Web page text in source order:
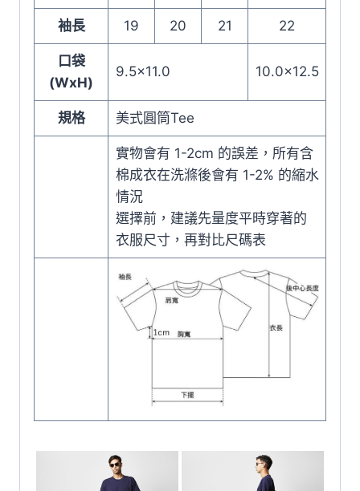
袖長 19 20 21 22
口袋
(WxH)
9.5×11.0 10.0×12.5
規格 美式圓筒Tee
實物會有 1-2cm 的誤差，所有含
棉成衣在洗滌後會有 1-2% 的縮水
情況
選擇前，建議先量度平時穿著的
衣服尺寸，再對比尺碼表